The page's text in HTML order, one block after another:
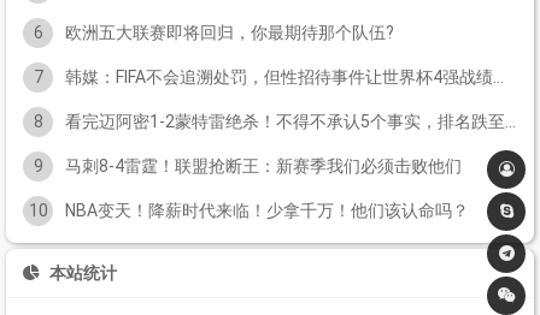
6 欧洲五大联赛即将回归，你最期待那个队伍?
7 韩媒：FIFA不会追溯处罚，但性招待事件让世界杯4强战绩受疑
8 看完迈阿密1‑2蒙特雷绝杀！不得不承认5个事实，排名跌至B组第11
9 马刺8-4雷霆！联盟抢断王：新赛季我们必须击败他们
10 NBA变天！降薪时代来临！少拿千万！他们该认命吗？
本站统计